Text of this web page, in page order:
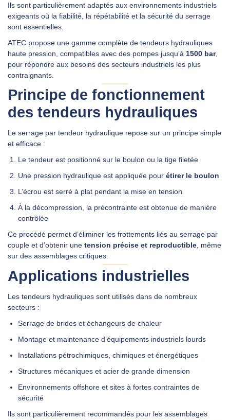
DEMANDER UN DEVIS
Ils sont particulièrement adaptés aux environnements industriels
exigeants où la fiabilité, la répétabilité et la sécurité du serrage
sont essentielles.
ATEC propose une gamme complète de tendeurs hydrauliques
haute pression, compatibles avec des pompes jusqu’à 1500 bar,
pour répondre aux besoins des secteurs industriels les plus
contraignants.
Principe de fonctionnement
des tendeurs hydrauliques
Le serrage par tendeur hydraulique repose sur un principe simple
et efficace :
Le tendeur est positionné sur le boulon ou la tige filetée
Une pression hydraulique est appliquée pour étirer le boulon
L’écrou est serré à plat pendant la mise en tension
À la décompression, la précontrainte est obtenue de manière
contrôlée
Ce procédé permet d’éliminer les frottements liés au serrage par
couple et d’obtenir une tension précise et reproductible, même
sur des assemblages critiques.
Applications industrielles
Les tendeurs hydrauliques sont utilisés dans de nombreux
secteurs :
Serrage de brides et échangeurs de chaleur
Montage et maintenance d’équipements industriels lourds
Installations pétrochimiques, chimiques et énergétiques
Structures mécaniques et acier de grande dimension
Environnements offshore et sites à fortes contraintes de
sécurité
Ils sont particulièrement recommandés pour les assemblages